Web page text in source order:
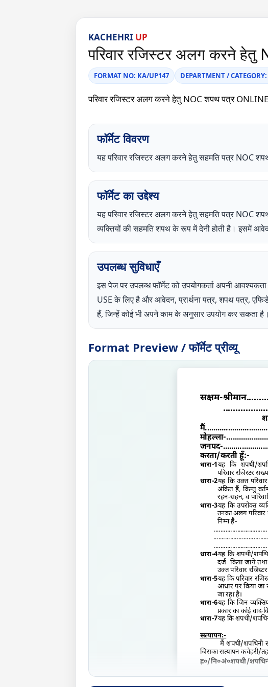
KACHEHRI UP
परिवार रजिस्टर अलग करने हेतु
FORMAT NO: KA/UP147 DEPARTMENT / CATEGORY:
परिवार रजिस्टर अलग करने हेतु NOC शपथ पत्र
फॉर्मेट विवरण
यह परिवार रजिस्टर अलग करने हेतु सहमति पत्र NOC
फॉर्मेट का उद्देश्य
यह परिवार रजिस्टर अलग करने हेतु सहमति पत्र NOC
व्यक्तियों की सहमति शपथ के रूप में देनी होती है। इसमें
उपलब्ध सुविधाएँ
इस पेज पर उपलब्ध फॉर्मेट को उपयोगकर्ता अपनी
USE के लिए है और आवेदन, प्रार्थना पत्र, शपथ पत्र,
हैं, जिन्हें कोई भी अपने काम के अनुसार उपयोग कर सकता है।
Format Preview / फॉर्मेट प्रीव्यू
सक्षम-श्रीमान
मैं
मोहल्ला-
जनपद-
करता/करती हूँ:-
धारा-1यह कि शपथी/
परिवार रजिस्टर
धारा-2यह कि उक्त
अंकित हैं,किन्तु
रहन-सहन, व
धारा-3यह कि उपरोक्त
उनका अलग
निम्न है-
धारा-4यह कि शपथी/
दर्ज किया जाये
उक्त परिवार
धारा-5यह कि परिवार
आधार पर किया जा
जा रहा है।
धारा-6यह कि जिन
प्रकार का कोई वाद-
धारा-7यह कि शपथी/
सत्यापन:-
मैं शपथी/शपथिनी
जिसका सत्यापन कचेहरी/
ह०/नि०अं०शपथी/